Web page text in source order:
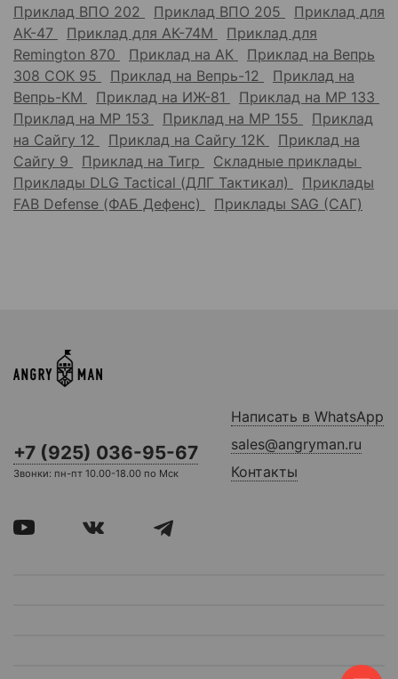
Приклад ВПО 202
Приклад ВПО 205
Приклад для
АК-47
Приклад для АК-74М
Приклад для
Remington 870
Приклад на АК
Приклад на Вепрь
308 СОК 95
Приклад на Вепрь-12
Приклад на
Вепрь-КМ
Приклад на ИЖ-81
Приклад на МР 133
Приклад на МР 153
Приклад на МР 155
Приклад
на Сайгу 12
Приклад на Сайгу 12К
Приклад на
Сайгу 9
Приклад на Тигр
Складные приклады
Приклады DLG Tactical (ДЛГ Тактикал)
Приклады
FAB Defense (ФАБ Дефенс)
Приклады SAG (САГ)
+7 (925) 036-95-67
Звонки: пн-пт 10.00-18.00 по Мск
Написать в WhatsApp
sales@angryman.ru
Контакты